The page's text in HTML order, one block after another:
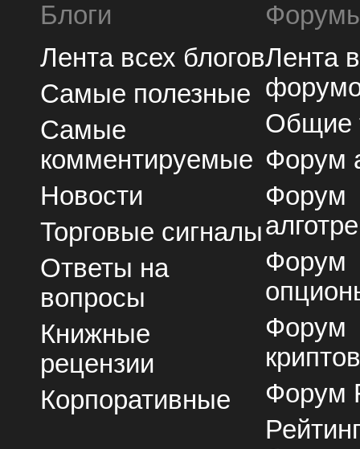
Блоги
Лента всех блогов
Самые полезные
Самые
комментируемые
Новости
Торговые сигналы
Ответы на
вопросы
Книжные
рецензии
Корпоративные
Лента
Общие
Форум
Форум
Форум
Форум
Форум